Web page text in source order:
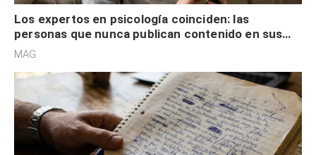
Los expertos en psicología coinciden: las
personas que nunca publican contenido en sus
redes sociales no pretenden buscar validación
MAG.